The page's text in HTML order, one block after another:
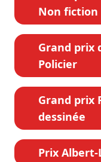
Non fiction
Grand prix
Policier
Grand prix
dessinée
Prix